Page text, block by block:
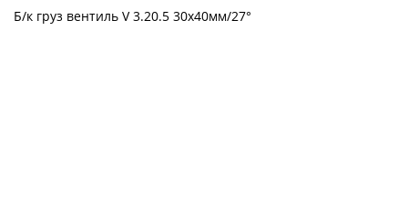
Б/к груз вентиль V 3.20.5 30х40мм/27°